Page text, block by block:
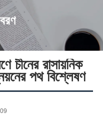
চীনের রাসায়নিক
পথ বিশ্লেষণ